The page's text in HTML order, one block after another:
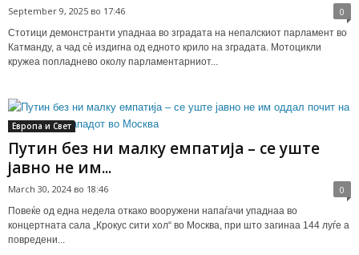
September 9, 2025 во 17:46 0
Стотици демонстранти упаднаа во зградата на непалскиот парламент во
Катманду, а чад сè издигна од едното крило на зградата. Мотоцикли
кружеа попладнево околу парламентарниот...
Европа и Свет
Путин без ни малку емпатија – се уште
јавно не им...
March 30, 2024 во 18:46 0
Повеќе од една недела откако вооружени напаѓачи упаднаа во
концертната сала „Крокус сити хол“ во Москва, при што загинаа 144 луѓе а
повредени...